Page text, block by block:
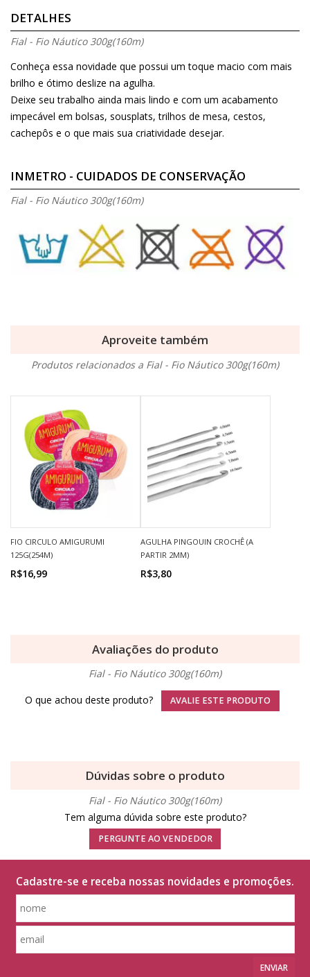
DETALHES
Fial - Fio Náutico 300g(160m)
Conheça essa novidade que possui um toque macio com mais
brilho e ótimo deslize na agulha.
Deixe seu trabalho ainda mais lindo e com um acabamento
impecável em bolsas, sousplats, trilhos de mesa, cestos,
cachepôs e o que mais sua criatividade desejar.
INMETRO - CUIDADOS DE CONSERVAÇÃO
Fial - Fio Náutico 300g(160m)
Aproveite também
Produtos relacionados a Fial - Fio Náutico 300g(160m)
FIO CIRCULO AMIGURUMI
125G(254M)
R$16,99
AGULHA PINGOUIN CROCHÊ (A
PARTIR 2MM)
R$3,80
Avaliações do produto
Fial - Fio Náutico 300g(160m)
O que achou deste produto?
AVALIE ESTE PRODUTO
Dúvidas sobre o produto
Fial - Fio Náutico 300g(160m)
Tem alguma dúvida sobre este produto?
PERGUNTE AO VENDEDOR
Cadastre-se e receba nossas novidades e promoções.
ENVIAR